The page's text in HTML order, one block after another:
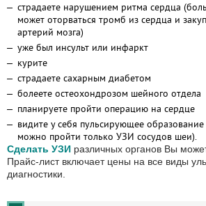
страдаете нарушением ритма сердца
может оторваться тромб из сердца и
артерий мозга)
уже был инсульт или инфаркт
курите
страдаете сахарным диабетом
болеете остеохондрозом шейного отдела
планируете пройти операцию на сердце
видите у себя пульсирующее
можно пройти только УЗИ сосудов шеи).
Сделать УЗИ различных органов Вы
Прайс-лист включает цены на все виды
диагностики.